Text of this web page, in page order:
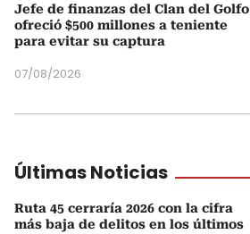
Jefe de finanzas del Clan del Golfo
ofreció $500 millones a teniente
para evitar su captura
07/08/2026
Últimas Noticias
Ruta 45 cerraría 2026 con la cifra
más baja de delitos en los últimos